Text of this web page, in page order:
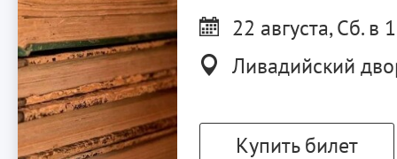
22 августа, Сб. в
Ливадийский
Купить билет